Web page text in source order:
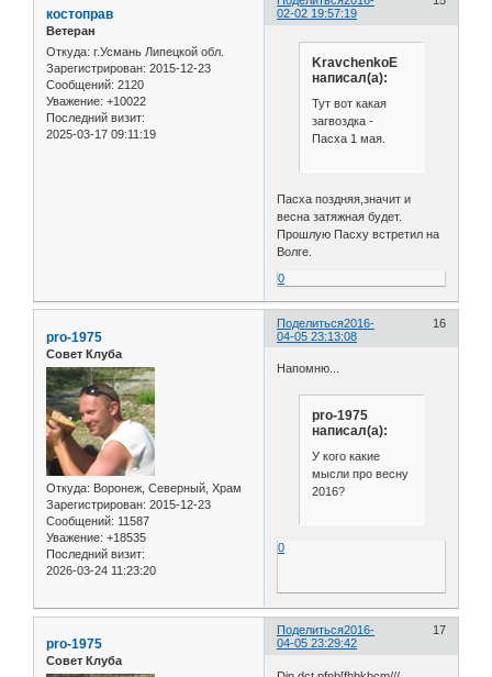
02-02 19:57:19
костоправ
Ветеран
Откуда: г.Усмань Липецкой обл.
Зарегистрирован: 2015-12-23
Сообщений: 2120
Уважение: +10022
Последний визит:
2025-03-17 09:11:19
KravchenkoE
написал(а):
Тут вот какая
загвоздка -
Пасха 1 мая.
Пасха поздняя,значит и
весна затяжная будет.
Прошлую Пасху встретил на
Волге.
0
Поделиться 16
2016-
04-05 23:13:08
pro-1975
Совет Клуба
Откуда: Воронеж, Северный, Храм
Зарегистрирован: 2015-12-23
Сообщений: 11587
Уважение: +18535
Последний визит:
2026-03-24 11:23:20
Напомню...
pro-1975
написал(а):
У кого какие
мысли про весну
2016?
0
Поделиться 17
2016-
04-05 23:29:42
pro-1975
Совет Клуба